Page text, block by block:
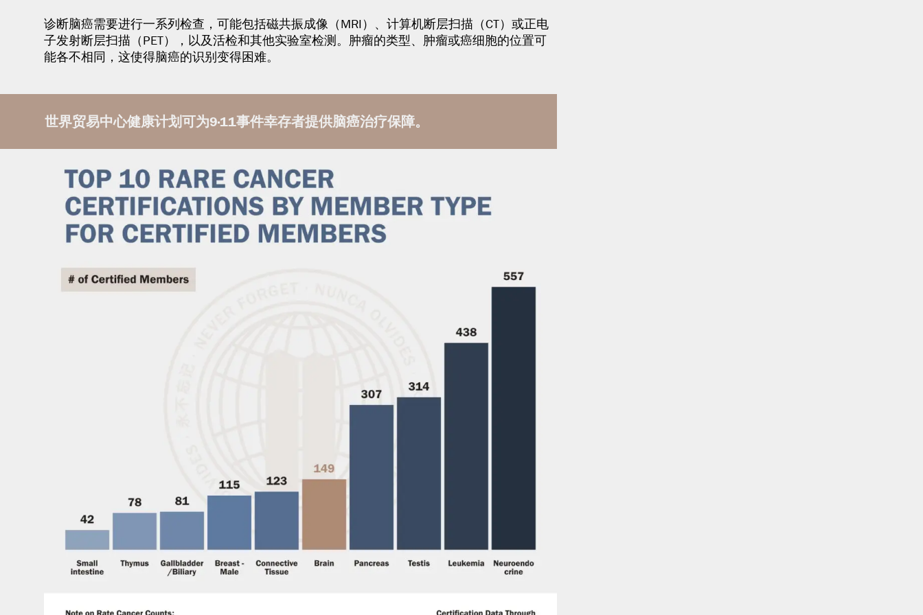
诊断脑癌需要进行一系列检查，可能包括磁共振成像（MRI）、计算机断层扫描（CT）或正电
子发射断层扫描（PET），以及活检和其他实验室检测。肿瘤的类型、肿瘤或癌细胞的位置可
能各不相同，这使得脑癌的识别变得困难。
世界贸易中心健康计划可为9·11事件幸存者提供脑癌治疗保障。